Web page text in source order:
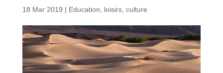
18 Mar 2019 | Education, loisirs, culture